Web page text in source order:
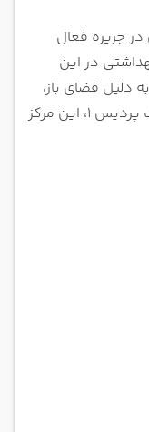
در جزیره فعال
در این
خرید به دلیل فضای باز،
نورپردازی مناسب و دسترسی آسان، یکی از گزینه‌های خوب برای خرید روزانه است. همچنین رستوران‌ها و کافی‌شاپ‌های اطراف پردیس 1، این مرکز